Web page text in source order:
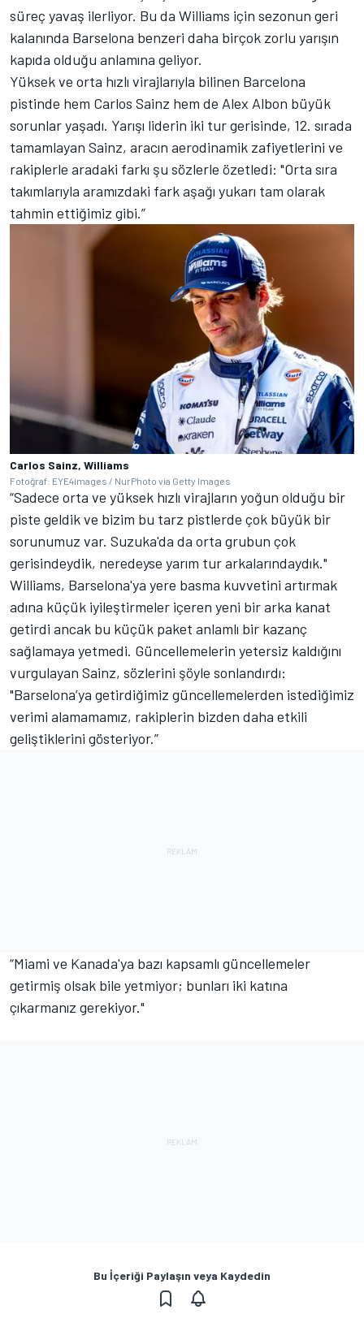
süreç yavaş ilerliyor. Bu da Williams için sezonun geri
kalanında Barselona benzeri daha birçok zorlu yarışın
kapıda olduğu anlamına geliyor.
Yüksek ve orta hızlı virajlarıyla bilinen Barcelona
pistinde hem Carlos Sainz hem de Alex Albon büyük
sorunlar yaşadı. Yarışı liderin iki tur gerisinde, 12. sırada
tamamlayan Sainz, aracın aerodinamik zafiyetlerini ve
rakiplerle aradaki farkı şu sözlerle özetledi: "Orta sıra
takımlarıyla aramızdaki fark aşağı yukarı tam olarak
tahmin ettiğimiz gibi.”
Carlos Sainz, Williams
Fotoğraf: EYE4images / NurPhoto via Getty Images
“Sadece orta ve yüksek hızlı virajların yoğun olduğu bir
piste geldik ve bizim bu tarz pistlerde çok büyük bir
sorunumuz var. Suzuka'da da orta grubun çok
gerisindeydik, neredeyse yarım tur arkalarındaydık."
Williams, Barselona'ya yere basma kuvvetini artırmak
adına küçük iyileştirmeler içeren yeni bir arka kanat
getirdi ancak bu küçük paket anlamlı bir kazanç
sağlamaya yetmedi. Güncellemelerin yetersiz kaldığını
vurgulayan Sainz, sözlerini şöyle sonlandırdı:
"Barselona’ya getirdiğimiz güncellemelerden istediğimiz
verimi alamamamız, rakiplerin bizden daha etkili
geliştiklerini gösteriyor.”
“Miami ve Kanada'ya bazı kapsamlı güncellemeler
getirmiş olsak bile yetmiyor; bunları iki katına
çıkarmanız gerekiyor."
Bu İçeriği Paylaşın veya Kaydedin